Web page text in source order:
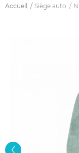
Accueil Siège auto